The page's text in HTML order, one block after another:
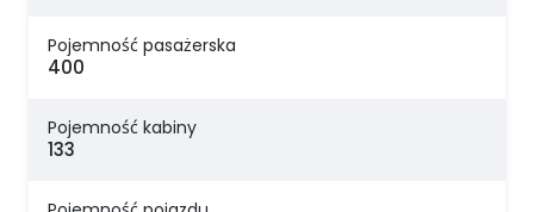
Pojemność pasażerska
400
Pojemność kabiny
133